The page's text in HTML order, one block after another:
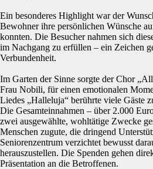
Ein besonderes Highlight war der
Bewohner ihre persönlichen Wünsche
konnten. Die Besucher nahmen sich
im Nachgang zu erfüllen – ein Zeichen
Verbundenheit.
Im Garten der Sinne sorgte der Chor
Frau Nobili, für einen emotionalen
Liedes „Halleluja“ berührte viele Gäste
Die Gesamteinnahmen – über 2.000
zwei ausgewählte, wohltätige Zwecke
Menschen zugute, die dringend
Seniorenzentrum verzichtet bewusst
herauszustellen. Die Spenden gehen
Präsentation an die Betroffenen.